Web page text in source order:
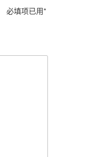
必填项已用*